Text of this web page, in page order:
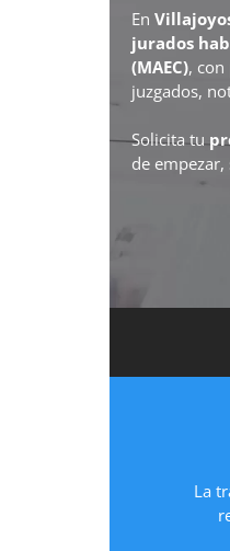
En
jurados
(MAEC),
juzgados,
Solicita tu
de
La